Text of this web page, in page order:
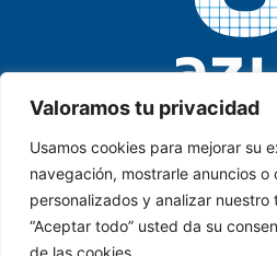
Valoramos tu privacidad
Usamos cookies para mejorar su
navegación, mostrarle anuncios o
personalizados y analizar
“Aceptar todo” usted da su
de las cookies.
AZUR PISCINAS & SPA. C/
2, Local B-1-1 | Dos Hermanas
info@azurpiscinasyspa.es